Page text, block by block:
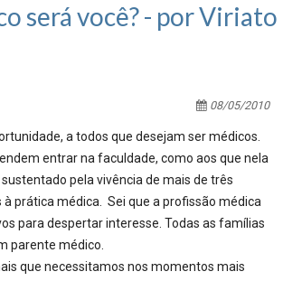
será você? - por Viriato
08/05/2010
a todos que desejam ser médicos.
entrar na faculdade, como aos que nela
pela vivência de mais de três
à prática médica. Sei que a profissão médica
para despertar interesse. Todas as famílias
parente médico.
que necessitamos nos momentos mais